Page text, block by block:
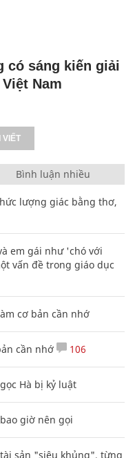
có sáng kiến giải
Nam
VIẾT
Bình luận nhiều
lượng giác bằng thơ,
em gái như 'chó với
vấn đề trong giáo dục
cơ bản cần nhớ
cần nhớ 106
Hà bị kỷ luật
giờ nên gọi
sản "siêu khủng", từng